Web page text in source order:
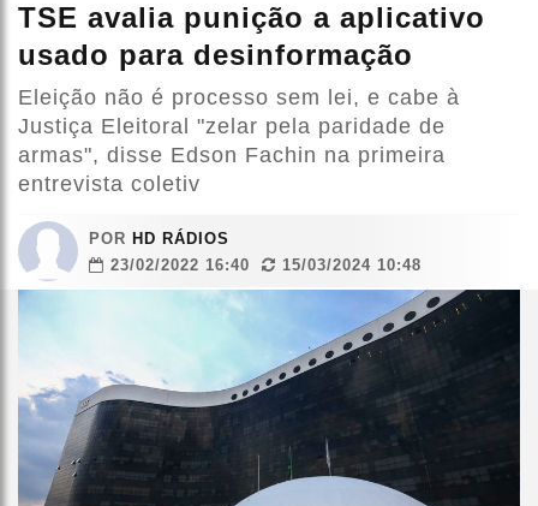
TSE avalia punição a aplicativo
usado para desinformação
Eleição não é processo sem lei, e cabe à
Justiça Eleitoral "zelar pela paridade de
armas", disse Edson Fachin na primeira
entrevista coletiv
POR HD RÁDIOS
23/02/2022 16:40
15/03/2024 10:48